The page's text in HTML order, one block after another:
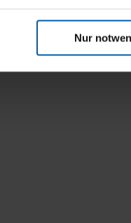
wir alle Cookies und
Schaltflächen
Nur